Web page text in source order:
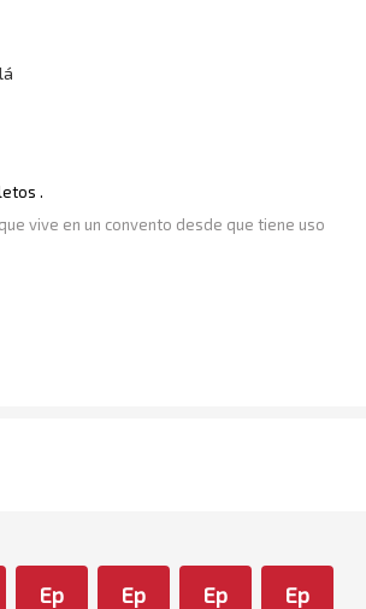
.
vive en un convento desde que tiene uso
Ep Ep Ep Ep